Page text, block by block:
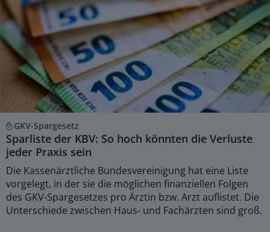
GKV-Spargesetz
Sparliste der KBV: So hoch könnten die Verluste
jeder Praxis sein
Die Kassenärztliche Bundesvereinigung hat eine Liste
vorgelegt, in der sie die möglichen finanziellen Folgen
des GKV-Spargesetzes pro Ärztin bzw. Arzt auflistet. Die
Unterschiede zwischen Haus- und Fachärzten sind groß.